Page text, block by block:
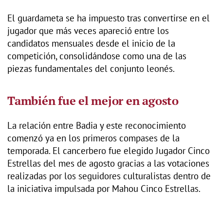
El guardameta se ha impuesto tras convertirse en el
jugador que más veces apareció entre los
candidatos mensuales desde el inicio de la
competición, consolidándose como una de las
piezas fundamentales del conjunto leonés.
También fue el mejor en agosto
La relación entre Badia y este reconocimiento
comenzó ya en los primeros compases de la
temporada. El cancerbero fue elegido Jugador Cinco
Estrellas del mes de agosto gracias a las votaciones
realizadas por los seguidores culturalistas dentro de
la iniciativa impulsada por Mahou Cinco Estrellas.